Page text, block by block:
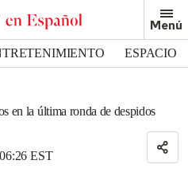
Menú
ESPACIO
en la última ronda de despidos
EST